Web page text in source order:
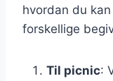
hvordan du
forskellige
Til picnic: